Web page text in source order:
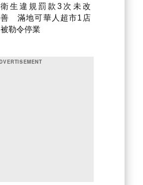
衛生違規罰款3次未改
善 滿地可華人超市1店
被勒令停業